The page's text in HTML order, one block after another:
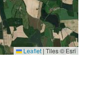
Leaflet | Tiles © Esri